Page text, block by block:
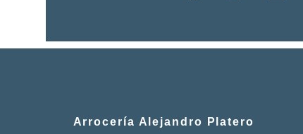
Arrocería Alejandro Platero